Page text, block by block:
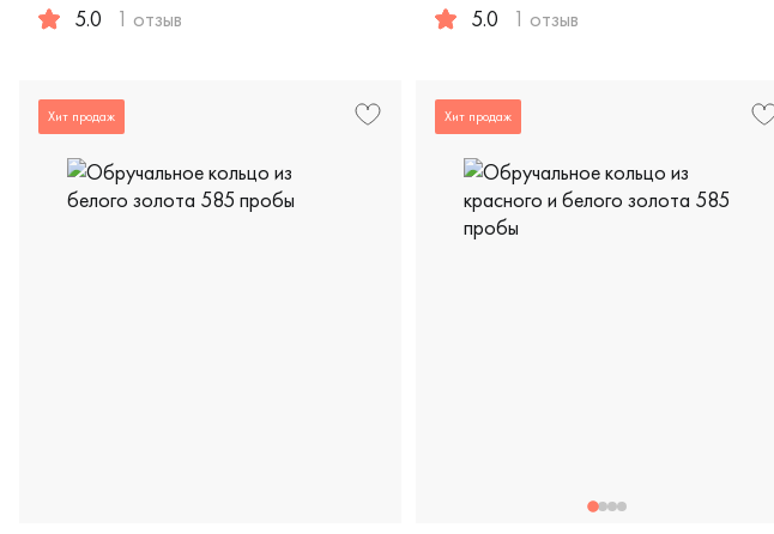
5.0 1 отзыв 5.0 1 отзыв
Хит продаж Хит продаж